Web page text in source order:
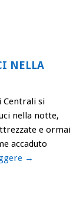
NELLA
Centrali si
nella notte,
e ormai
accaduto
→